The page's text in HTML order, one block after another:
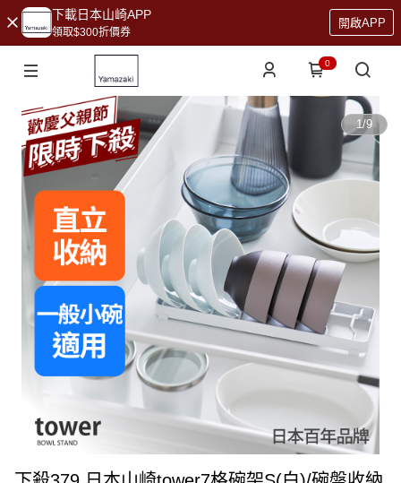
下載日本山崎APP
領取$300折價券
開啟APP
0
1/9